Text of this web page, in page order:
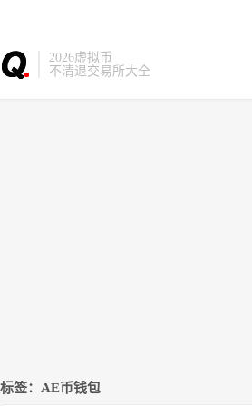
2026虚拟币
不清退交易所大全
标签：AE币钱包